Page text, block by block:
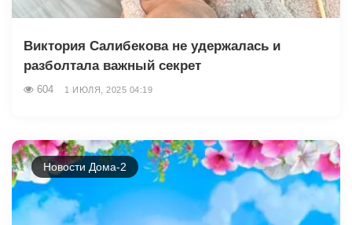
Виктория Салибекова не удержалась и
разболтала важный секрет
604 1 ИЮЛЯ, 2025 04:19
Новости Дома-2